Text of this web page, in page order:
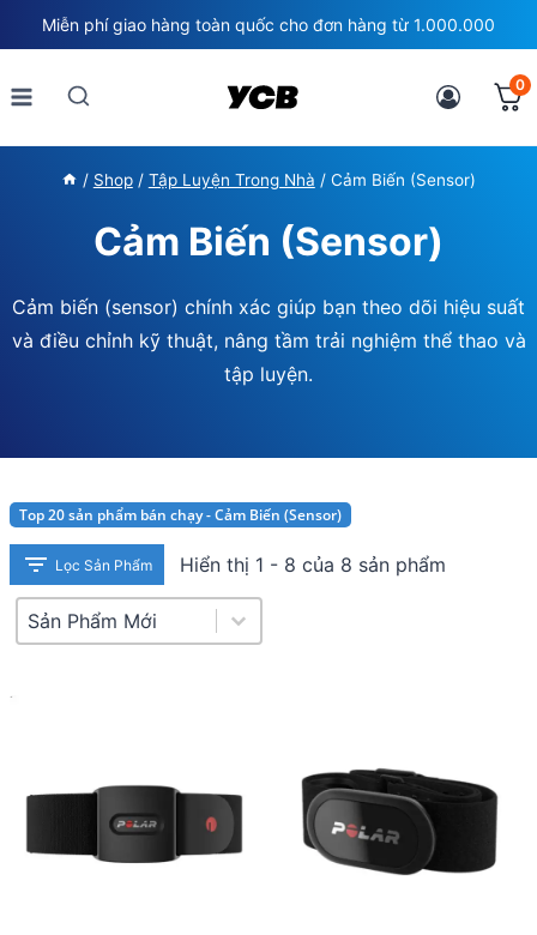
to
content
Miễn phí giao hàng toàn quốc cho đơn hàng từ 1.000.000
0
/ Shop / Tập Luyện Trong Nhà / Cảm Biến (Sensor)
Cảm Biến (Sensor)
Cảm biến (sensor) chính xác giúp bạn theo dõi hiệu suất
và điều chỉnh kỹ thuật, nâng tầm trải nghiệm thể thao và
tập luyện.
Top 20 sản phẩm bán chạy - Cảm Biến (Sensor)
Lọc Sản Phẩm Hiển thị 1 - 8 của 8 sản phẩm
Product Sort
Sort content